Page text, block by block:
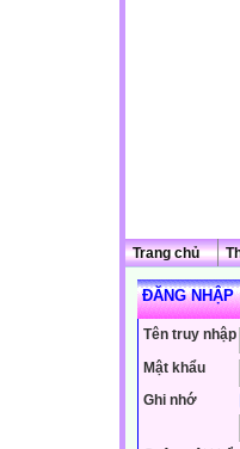
Trang chủ
ĐĂNG NHẬP
Tên truy nhập
Mật khẩu
Ghi nhớ